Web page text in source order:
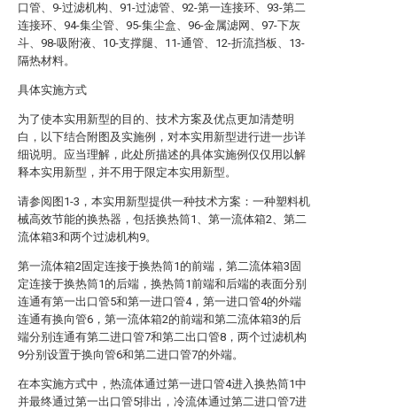
口管、9-过滤机构、91-过滤管、92-第一连接环、93-第二
连接环、94-集尘管、95-集尘盒、96-金属滤网、97-下灰
斗、98-吸附液、10-支撑腿、11-通管、12-折流挡板、13-
隔热材料。
具体实施方式
为了使本实用新型的目的、技术方案及优点更加清楚明
白，以下结合附图及实施例，对本实用新型进行进一步详
细说明。应当理解，此处所描述的具体实施例仅仅用以解
释本实用新型，并不用于限定本实用新型。
请参阅图1-3，本实用新型提供一种技术方案：一种塑料机
械高效节能的换热器，包括换热筒1、第一流体箱2、第二
流体箱3和两个过滤机构9。
第一流体箱2固定连接于换热筒1的前端，第二流体箱3固
定连接于换热筒1的后端，换热筒1前端和后端的表面分别
连通有第一出口管5和第一进口管4，第一进口管4的外端
连通有换向管6，第一流体箱2的前端和第二流体箱3的后
端分别连通有第二进口管7和第二出口管8，两个过滤机构
9分别设置于换向管6和第二进口管7的外端。
在本实施方式中，热流体通过第一进口管4进入换热筒1中
并最终通过第一出口管5排出，冷流体通过第二进口管7进